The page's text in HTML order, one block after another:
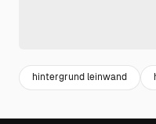
hintergrund leinwand